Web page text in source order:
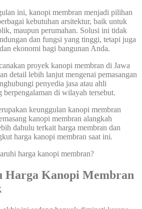
ini, kanopi membran menjadi pilihan
kebutuhan arsitektur, baik untuk
maupun perumahan. Solusi ini tidak
dan fungsi yang tinggi, tetapi juga
ekonomi bagi bangunan Anda.
proyek kanopi membran di Jawa
detail lebih lanjut mengenai pemasangan
penyedia jasa atau ahli
berpengalaman di wilayah tersebut.
keunggulan kanopi membran
kanopi membran alangkah
dahulu terkait harga membran dan
harga kanopi membran saat ini.
harga kanopi membran?
Harga Kanopi Membran